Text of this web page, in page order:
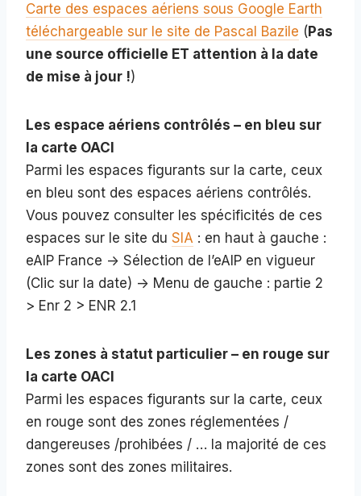
Carte des espaces aériens sous Google Earth
téléchargeable sur le site de Pascal Bazile ( Pas
une source officielle ET attention à la date
de mise à jour !)
Les espace aériens contrôlés – en bleu sur
la carte OACI
Parmi les espaces figurants sur la carte, ceux
en bleu sont des espaces aériens contrôlés.
Vous pouvez consulter les spécificités de ces
espaces sur le site du SIA : en haut à gauche :
eAIP France -> Sélection de l’eAIP en vigueur
(Clic sur la date) -> Menu de gauche : partie 2
> Enr 2 > ENR 2.1
Les zones à statut particulier – en rouge sur
la carte OACI
Parmi les espaces figurants sur la carte, ceux
en rouge sont des zones réglementées /
dangereuses /prohibées / … la majorité de ces
zones sont des zones militaires.